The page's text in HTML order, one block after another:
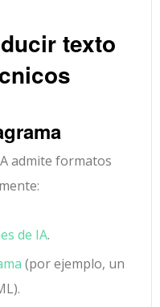
texto
admite formatos
de IA.
(por ejemplo, un